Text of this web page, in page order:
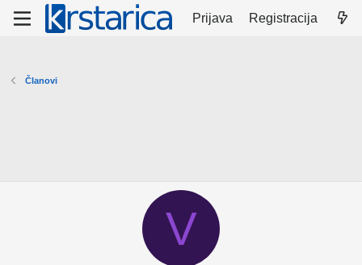
Prijava Registracija
Članovi
V